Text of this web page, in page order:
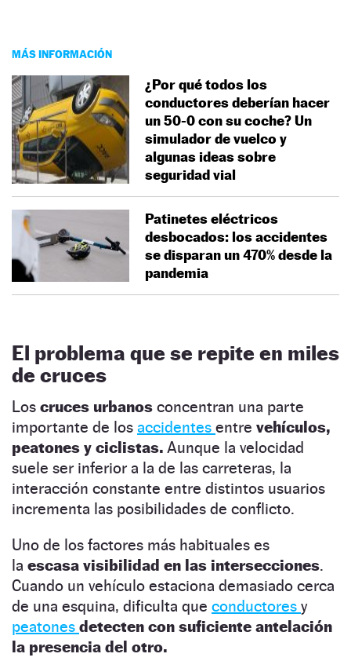
MÁS INFORMACIÓN
¿Por qué todos los
conductores deberían hacer
un 50-0 con su coche? Un
simulador de vuelco y
algunas ideas sobre
seguridad vial
Patinetes eléctricos
desbocados: los accidentes
se disparan un 470% desde la
pandemia
El problema que se repite en miles
de cruces
Los cruces urbanos concentran una parte
importante de los accidentes entre vehículos,
peatones y ciclistas. Aunque la velocidad
suele ser inferior a la de las carreteras, la
interacción constante entre distintos usuarios
incrementa las posibilidades de conflicto.
Uno de los factores más habituales es
la escasa visibilidad en las intersecciones.
Cuando un vehículo estaciona demasiado cerca
de una esquina, dificulta que conductores y
peatones detecten con suficiente antelación
la presencia del otro.